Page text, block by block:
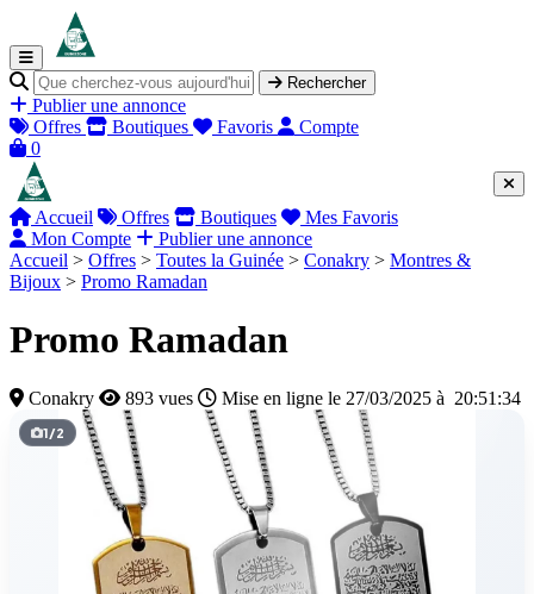
Rechercher
Publier une annonce
Offres
Boutiques Favoris
Compte
0
Accueil Offres Boutiques
Mes Favoris
Mon Compte
Publier une annonce
Accueil > Offres > Toutes la Guinée > Conakry > Montres &
Bijoux > Promo Ramadan
Promo Ramadan
Conakry 893 vues Mise en ligne le 27/03/2025 à 20:51:34
1/2